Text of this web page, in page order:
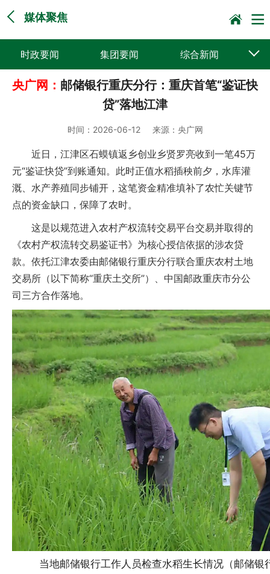
媒体聚焦
时政要闻 集团要闻 综合新闻
媒体聚焦 党建动态 普遍服务
企业文化
央广网： 邮储银行重庆分行：重庆首笔“鉴证快
贷”落地江津
时间： 2026-06-12来源： 央广网
近日，江津区石蟆镇返乡创业乡贤罗亮收到一笔45万
元“鉴证快贷”到账通知。此时正值水稻插秧前夕，水库灌
溉、水产养殖同步铺开，这笔资金精准填补了农忙关键节
点的资金缺口，保障了农时。
这是以规范进入农村产权流转交易平台交易并取得的
《农村产权流转交易鉴证书》为核心授信依据的涉农贷
款。依托江津农委由邮储银行重庆分行联合重庆农村土地
交易所（以下简称“重庆土交所”）、中国邮政重庆市分公
司三方合作落地。
当地邮储银行工作人员检查水稻生长情况（邮储银